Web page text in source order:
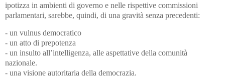
ipotizza in ambienti di governo e nelle rispettive commissioni
parlamentari, sarebbe, quindi, di una gravità senza precedenti:
- un vulnus democratico
- un atto di prepotenza
- un insulto all’intelligenza, alle aspettative della comunità
nazionale.
- una visione autoritaria della democrazia.